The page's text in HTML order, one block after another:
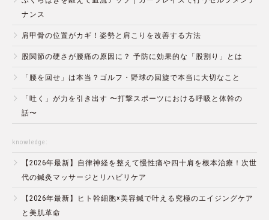
ナンス
肩甲骨の位置がカギ！姿勢と肩こりを改善する方法
股関節の硬さが腰痛の原因に？ 予防に効果的な「股割り」とは
「腰を回せ」は本当？ゴルフ・野球の回旋で本当に大切なこと
「吐く」が力を引き出す 〜打撃スポーツにおける呼吸と体幹の
話〜
knowledge:
【2026年最新】自律神経を整えて慢性痛や四十肩を根本治療！次世
代の鍼灸マッサージとリハビリケア
【2026年最新】ヒト幹細胞×美容鍼で叶える究極のエイジングケア
と美肌革命